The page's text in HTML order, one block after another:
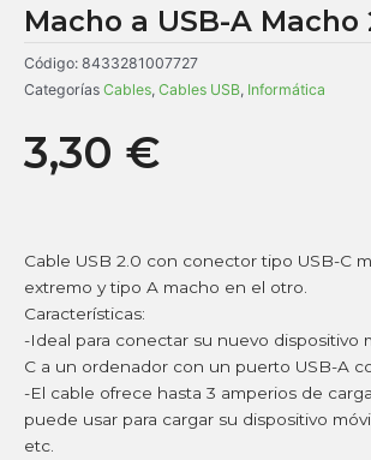
Macho a USB-A Macho
Código: 8433281007727
Categorías Cables, Cables USB, Informática
3,30 €
Cable USB 2.0 con conector tipo USB-C
extremo y tipo A macho en el otro.
Características:
-Ideal para conectar su nuevo dispositivo
C a un ordenador con un puerto USB-A
-El cable ofrece hasta 3 amperios de
puede usar para cargar su dispositivo
etc.